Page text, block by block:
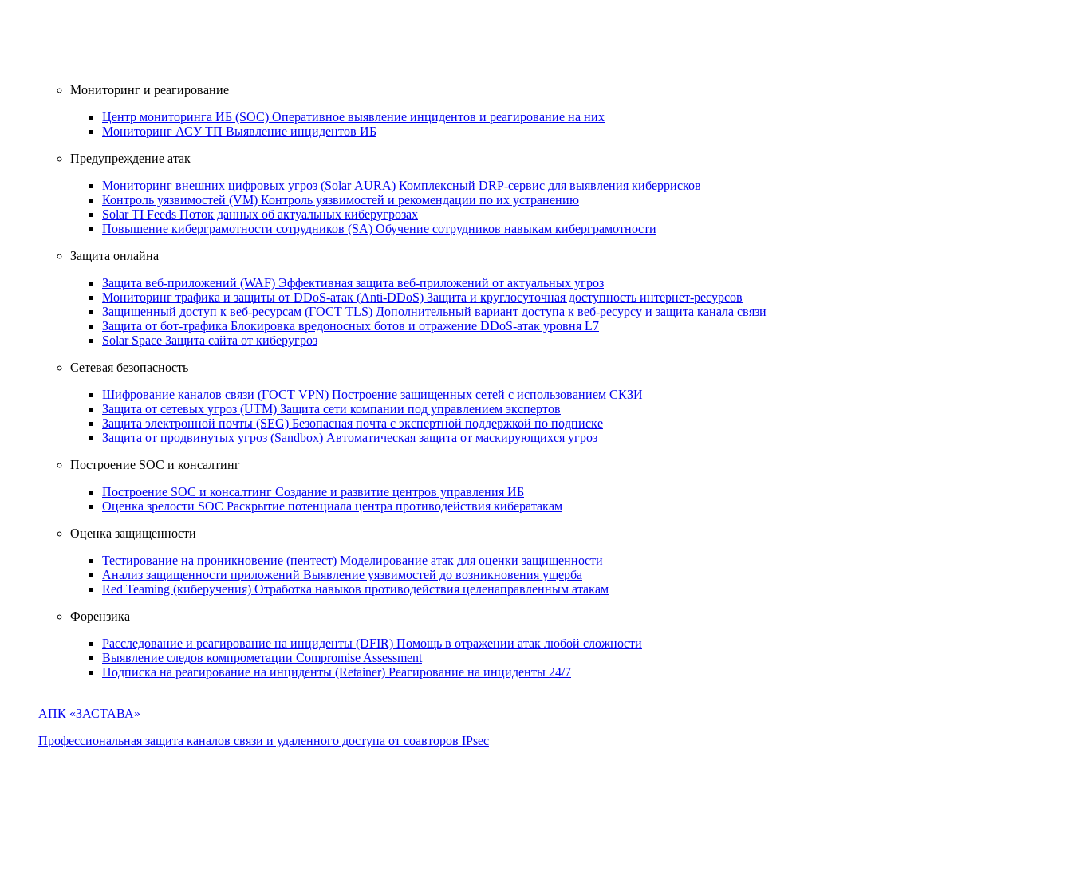
Мониторинг и реагирование
Центр мониторинга ИБ (SOC) Оперативное выявление инцидентов и реагирование на них
Мониторинг АСУ ТП Выявление инцидентов ИБ
Предупреждение атак
Мониторинг внешних цифровых угроз (Solar AURA) Комплексный DRP-сервис для выявления киберрисков
Контроль уязвимостей (VM) Контроль уязвимостей и рекомендации по их устранению
Solar TI Feeds Поток данных об актуальных киберугрозах
Повышение киберграмотности сотрудников (SA) Обучение сотрудников навыкам киберграмотности
Защита онлайна
Защита веб-приложений (WAF) Эффективная защита веб-приложений от актуальных угроз
Мониторинг трафика и защиты от DDoS‑атак (Anti‑DDoS) Защита и круглосуточная доступность интернет-ресурсов
Защищенный доступ к веб-ресурсам (ГОСТ TLS) Дополнительный вариант доступа к веб‑ресурсу и защита канала связи
Защита от бот‑трафика Блокировка вредоносных ботов и отражение DDoS‑атак уровня L7
Solar Space Защита сайта от киберугроз
Сетевая безопасность
Шифрование каналов связи (ГОСТ VPN) Построение защищенных сетей с использованием СКЗИ
Защита от сетевых угроз (UTM) Защита сети компании под управлением экспертов
Защита электронной почты (SEG) Безопасная почта с экспертной поддержкой по подписке
Защита от продвинутых угроз (Sandbox) Автоматическая защита от маскирующихся угроз
Построение SOC и консалтинг
Построение SOC и консалтинг Создание и развитие центров управления ИБ
Оценка зрелости SOC Раскрытие потенциала центра противодействия кибератакам
Оценка защищенности
Тестирование на проникновение (пентест) Моделирование атак для оценки защищенности
Анализ защищенности приложений Выявление уязвимостей до возникновения ущерба
Red Teaming (киберучения) Отработка навыков противодействия целенаправленным атакам
Форензика
Расследование и реагирование на инциденты (DFIR) Помощь в отражении атак любой сложности
Выявление следов компрометации Compromise Assessment
Подписка на реагирование на инциденты (Retainer) Реагирование на инциденты 24/7
АПК «ЗАСТАВА»
Профессиональная защита каналов связи и удаленного доступа от соавторов IPsec